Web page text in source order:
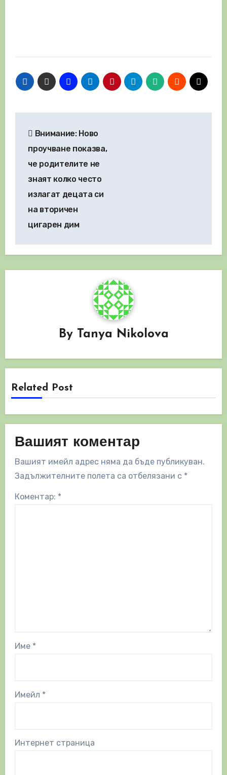
Внимание: Ново
проучване показва,
че родителите не
знаят колко често
излагат децата си
на вторичен
цигарен дим
By Tanya Nikolova
Related Post
Вашият коментар
Вашият имейл адрес няма да бъде публикуван.
Задължителните полета са отбелязани с *
Коментар: *
Име *
Имейл *
Интернет страница